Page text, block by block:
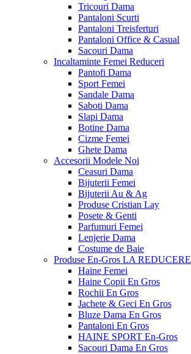
Tricouri Dama
Pantaloni Scurti
Pantaloni Treisferturi
Pantaloni Office & Casual
Sacouri Dama
Incaltaminte Femei Reduceri
Pantofi Dama
Sport Femei
Sandale Dama
Saboti Dama
Slapi Dama
Botine Dama
Cizme Femei
Ghete Dama
Accesorii Modele Noi
Ceasuri Dama
Bijuterii Femei
Bijuterii Au & Ag
Produse Cristian Lay
Posete & Genti
Parfumuri Femei
Lenjerie Dama
Costume de Baie
Produse En-Gros LA REDUCERE
Haine Femei
Haine Copii En Gros
Rochii En Gros
Jachete & Geci En Gros
Bluze Dama En Gros
Pantaloni En Gros
HAINE SPORT En-Gros
Sacouri Dama En Gros